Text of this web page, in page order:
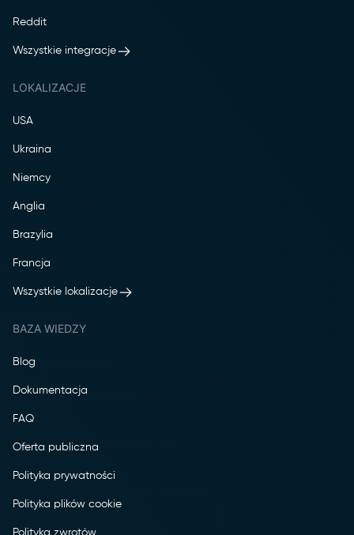
Reddit
Wszystkie integracje
LOKALIZACJE
USA
Ukraina
Niemcy
Anglia
Brazylia
Francja
Wszystkie lokalizacje
BAZA WIEDZY
Blog
Dokumentacja
FAQ
Oferta publiczna
Polityka prywatności
Polityka plików cookie
Polityka zwrotów